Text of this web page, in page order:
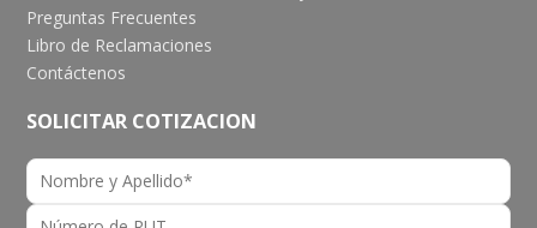
Preguntas Frecuentes
Libro de Reclamaciones
Contáctenos
SOLICITAR COTIZACION